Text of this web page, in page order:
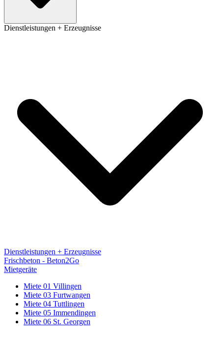
Dienstleistungen + Erzeugnisse
Dienstleistungen + Erzeugnisse
Frischbeton - Beton2Go
Mietgeräte
Miete 01 Villingen
Miete 03 Furtwangen
Miete 04 Tuttlingen
Miete 05 Immendingen
Miete 06 St. Georgen